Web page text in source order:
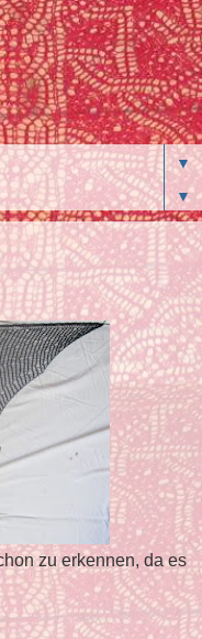
▼
▼
zu erkennen, da es